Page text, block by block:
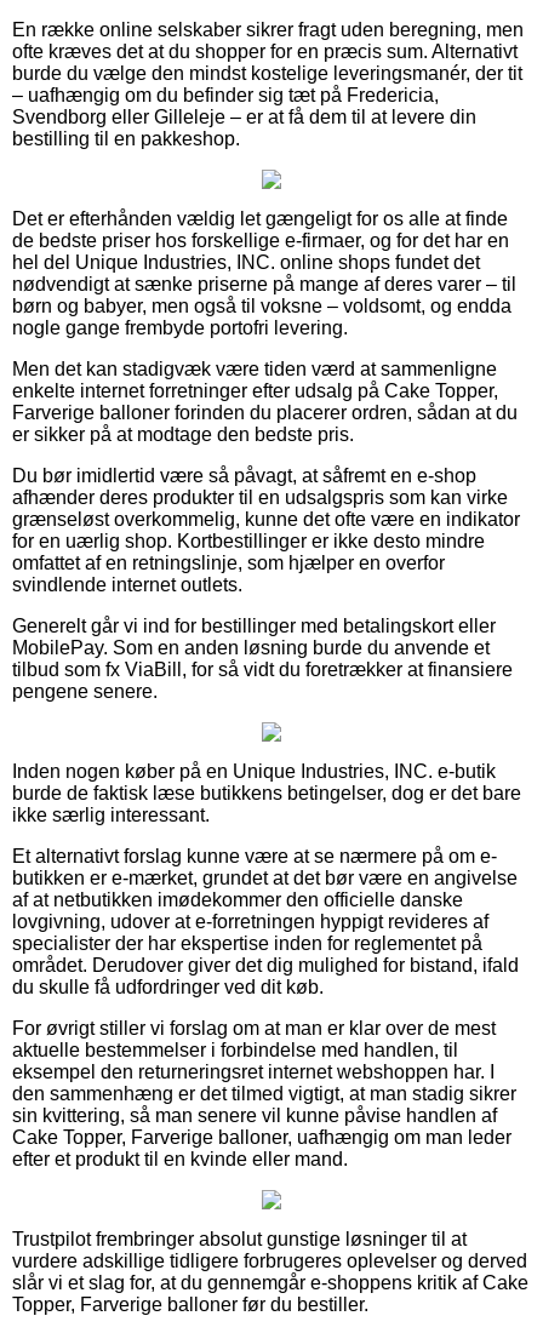
En række online selskaber sikrer fragt uden beregning, men
ofte kræves det at du shopper for en præcis sum. Alternativt
burde du vælge den mindst kostelige leveringsmanér, der tit
– uafhængig om du befinder sig tæt på Fredericia,
Svendborg eller Gilleleje – er at få dem til at levere din
bestilling til en pakkeshop.
Det er efterhånden vældig let gængeligt for os alle at finde
de bedste priser hos forskellige e-firmaer, og for det har en
hel del Unique Industries, INC. online shops fundet det
nødvendigt at sænke priserne på mange af deres varer – til
børn og babyer, men også til voksne – voldsomt, og endda
nogle gange frembyde portofri levering.
Men det kan stadigvæk være tiden værd at sammenligne
enkelte internet forretninger efter udsalg på Cake Topper,
Farverige balloner forinden du placerer ordren, sådan at du
er sikker på at modtage den bedste pris.
Du bør imidlertid være så påvagt, at såfremt en e-shop
afhænder deres produkter til en udsalgspris som kan virke
grænseløst overkommelig, kunne det ofte være en indikator
for en uærlig shop. Kortbestillinger er ikke desto mindre
omfattet af en retningslinje, som hjælper en overfor
svindlende internet outlets.
Generelt går vi ind for bestillinger med betalingskort eller
MobilePay. Som en anden løsning burde du anvende et
tilbud som fx ViaBill, for så vidt du foretrækker at finansiere
pengene senere.
Inden nogen køber på en Unique Industries, INC. e-butik
burde de faktisk læse butikkens betingelser, dog er det bare
ikke særlig interessant.
Et alternativt forslag kunne være at se nærmere på om e-
butikken er e-mærket, grundet at det bør være en angivelse
af at netbutikken imødekommer den officielle danske
lovgivning, udover at e-forretningen hyppigt revideres af
specialister der har ekspertise inden for reglementet på
området. Derudover giver det dig mulighed for bistand, ifald
du skulle få udfordringer ved dit køb.
For øvrigt stiller vi forslag om at man er klar over de mest
aktuelle bestemmelser i forbindelse med handlen, til
eksempel den returneringsret internet webshoppen har. I
den sammenhæng er det tilmed vigtigt, at man stadig sikrer
sin kvittering, så man senere vil kunne påvise handlen af
Cake Topper, Farverige balloner, uafhængig om man leder
efter et produkt til en kvinde eller mand.
Trustpilot frembringer absolut gunstige løsninger til at
vurdere adskillige tidligere forbrugeres oplevelser og derved
slår vi et slag for, at du gennemgår e-shoppens kritik af Cake
Topper, Farverige balloner før du bestiller.